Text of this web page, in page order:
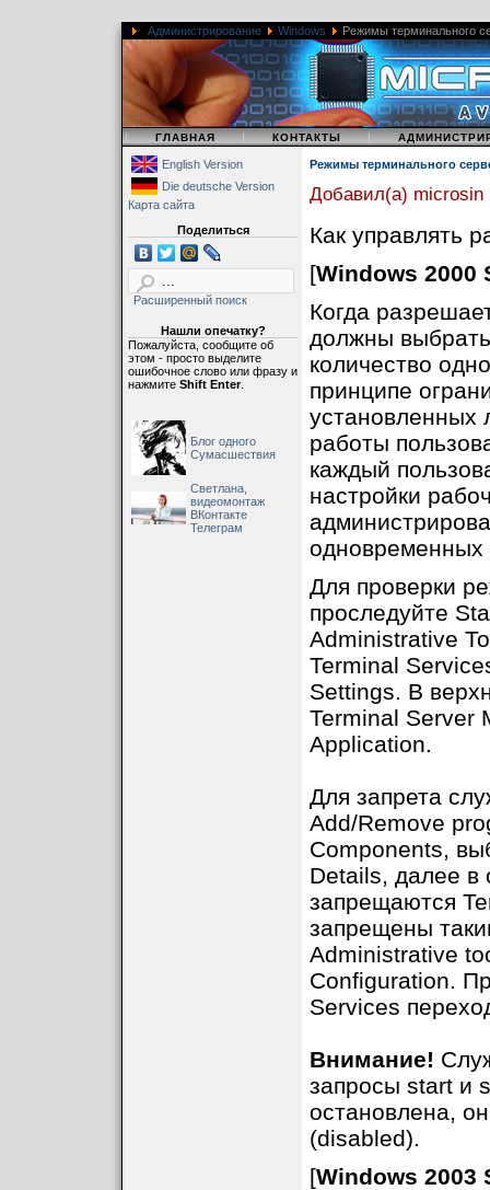
Администрирование Windows Режимы терминального
| ГЛАВНАЯ | КОНТАКТЫ |
English Version
Die deutsche Version
Карта сайта
Поделиться
Расширенный поиск
Нашли опечатку?
Пожалуйста, сообщите об
этом - просто выделите
ошибочное слово или фразу и
нажмите Shift Enter.
Блог одного
Сумасшествия
Светлана,
видеомонтаж
ВКонтакте
Телеграм
Режимы терминального
Добавил(а) microsin
Как управлять
[Windows 2000
Когда
должны
количество
принципе
установленных
работы
каждый
настройки
одновременных
Для проверки
проследуйте
Administrative
Terminal
Settings. В
Terminal Server
Application.
Для запрета
Add/Remove
Components,
Details, далее в
запрещаются
запрещены
Administrative
Configuration.
Services
Внимание!
запросы start и
остановлена,
(disabled).
[Windows 2003